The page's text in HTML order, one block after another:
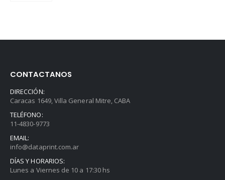
CONTACTANOS
DIRECCIÓN:
Caracas 1649, Villa General Mitre, CABA
TELÉFONO:
11-4830-9773
EMAIL:
info@dataprint.com.ar
DÍAS Y HORARIOS:
Lunes a Viernes de 10 a 17:30 hs